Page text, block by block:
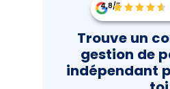
4,8/5
Trouve un
gestion de
indépendant